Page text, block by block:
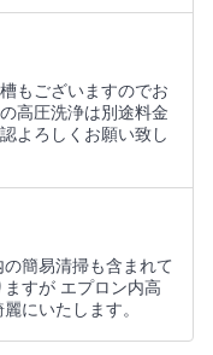
もございますのでお
高圧洗浄は別途料金
よろしくお願い致し
簡易清掃も含まれて
すが エプロン内高
にいたします。